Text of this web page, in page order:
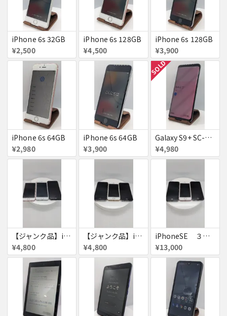
iPhone 6s 32GB
¥2,500
iPhone 6s 128GB
¥4,500
iPhone 6s 128GB
¥3,900
iPhone 6s 64GB
¥2,980
iPhone 6s 64GB
¥3,900
SOLD
Galaxy S9+ SC-03K
¥4,980
【ジャンク品】iPhone6s ３台セット
¥4,800
【ジャンク品】iPhoneSE ３台セット
¥4,800
iPhoneSE ３台セット
¥13,000